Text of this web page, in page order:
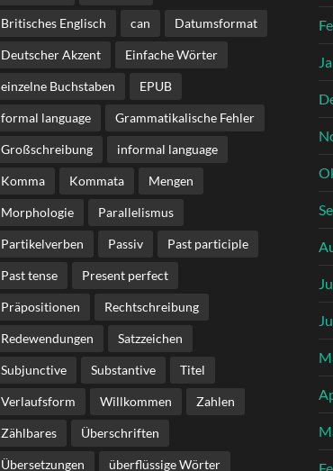
Britisches Englisch can Datumsformat
Deutscher Akzent Einfache Wörter
einzelne Buchstaben EPUB
formal language Grammatikalische Fehler
Großschreibung informal language
Komma Kommata Mengen
Morphologie Parallelismus
Partikelverben Passiv Past participle
Past tense Present perfect
Präpositionen Rechtschreibung
Redewendungen Satzzeichen
Subjunctive Substantive Titel
Verlaufsform Willkommen Zahlen
Zählbares Überschriften
Übersetzungen überflüssige Wörter